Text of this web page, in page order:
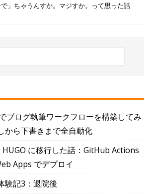
で」ちゃうんすか。マジすか。って思った話
ブログ執筆ワークフローを構築してみ
から下書きまで全自動化
に移行した話：GitHub Actions
Apps でデプロイ
験記3：退院後